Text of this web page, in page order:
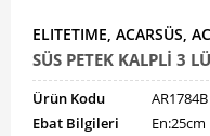
ELITETIME, ACARSÜS,
SÜS PETEK KALPLİ 3
Ürün Kodu
AR1784B
Ebat Bilgileri